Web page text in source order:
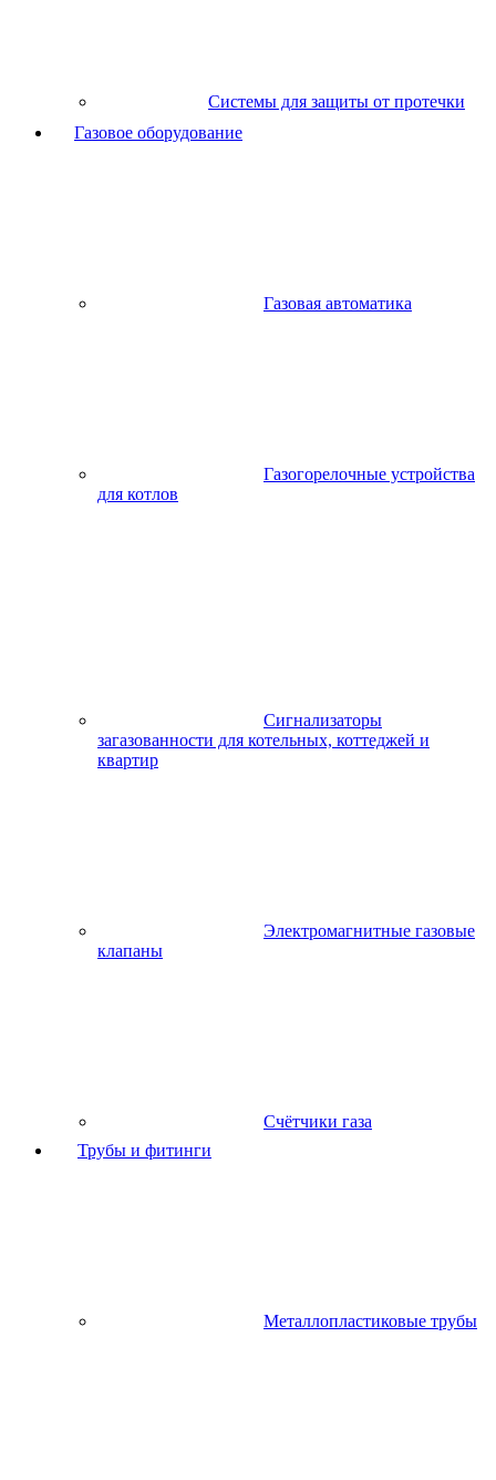
Системы для защиты от протечки
Газовое оборудование
Газовая автоматика
Газогорелочные устройства
для котлов
Сигнализаторы
загазованности для котельных, коттеджей и
квартир
Электромагнитные газовые
клапаны
Счётчики газа
Трубы и фитинги
Металлопластиковые трубы